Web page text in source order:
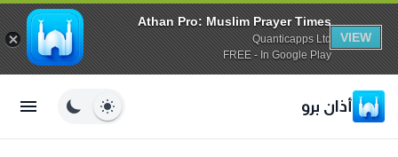
Athan Pro: Muslim Prayer Times
Quanticapps Ltd
FREE - In Google Play
VIEW
أذان برو